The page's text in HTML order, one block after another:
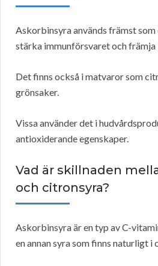
Askorbinsyra används främst
stärka immunförsvaret och
Det finns också i matvaror som
grönsaker.
Vissa använder det i
antioxiderande egenskaper.
Vad är skillnaden
och citronsyra?
Askorbinsyra är en typ av C-
en annan syra som finns naturligt